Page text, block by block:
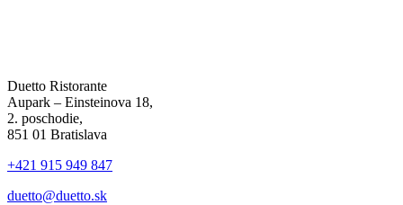
Duetto Ristorante
Aupark – Einsteinova 18,
2. poschodie,
851 01 Bratislava
+421 915 949 847
duetto@duetto.sk